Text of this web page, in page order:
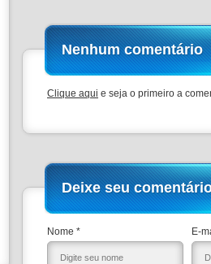
Nenhum comentário
Clique aqui e seja o primeiro a
Deixe seu
Nome * E-